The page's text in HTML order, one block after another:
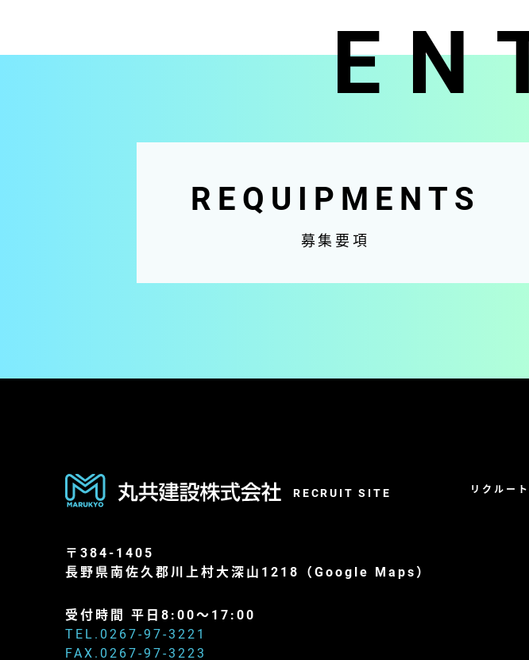
REQUIPMENTS
募集要項
RECRUIT SITE
〒384-1405
長野県南佐久郡川上村大深山1218（Google Maps）
受付時間 平日8:00～17:00
TEL. 0267-97-3221
FAX.0267-97-3223
リクルー